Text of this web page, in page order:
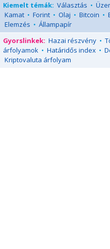
Kiemelt témák: Választás •
Kamat • Forint • Olaj • Bitcoin •
Elemzés • Állampapír
Gyorslinkek: Hazai részvény •
árfolyamok • Határidős index •
Kriptovaluta árfolyam